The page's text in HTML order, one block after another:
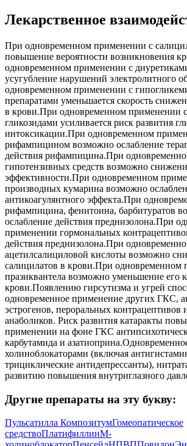
Лекарственное
При одновременном применении с
повышение вероятности возникновения
одновременном применении с
усугубление нарушений электролитного
одновременном применении с
препаратами уменьшается скорость
в крови.При одновременном применении
гликозидами усиливается риск развития
интоксикации.При одновременном
рифампицином возможно ослабление
действия рифампицина.При
гипотензивных средств возможно
эффективности.При одновременном
производных кумарина возможно
антикоагулянтного эффекта.При
рифампицина, фенитоина, барбитуратов
ослабление действия преднизолона.При
применении гормональных
действия преднизолона.При
ацетилсалициловой кислоты возможно
салицилатов в крови.При одновременном
празиквантела возможно уменьшение его
крови.Появлению гирсутизма и угрей
одновременное применение других ГКС,
эстрогенов, пероральных контрацептивов
анаболиков. Риск развития катаракты
применении на фоне ГКС
карбутамида и
холиноблокаторами (включая
трициклические антидепрессанты),
развитию повышения внутриглазного
Другие препараты на эту букву:
Пульсатилла КомпозитумГомеопатическое
средствоПлатифиллинМ-